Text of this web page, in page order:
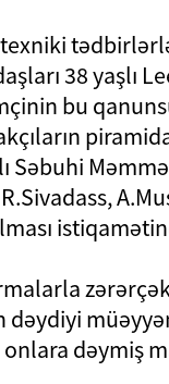
38 yaşlı
bu
Səbuhi
dəydiyi
dəymiş